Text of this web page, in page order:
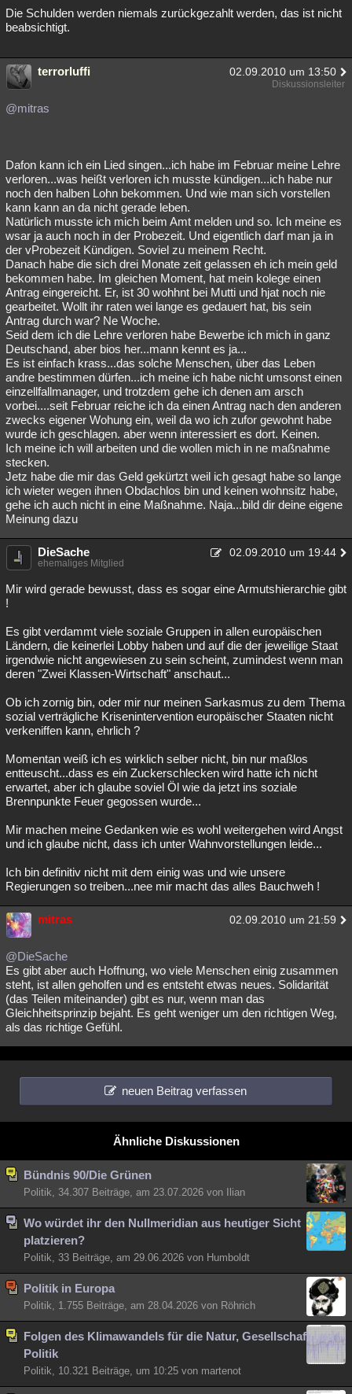
Die Schulden werden niemals zurückgezahlt werden, das ist nicht
beabsichtigt.
terrorluffi 02.09.2010 um 13:50
Diskussionsleiter
@mitras
Dafon kann ich ein Lied singen...ich habe im Februar meine Lehre
verloren...was heißt verloren ich musste kündigen...ich habe nur
noch den halben Lohn bekommen. Und wie man sich vorstellen
kann kann an da nicht gerade leben.
Natürlich musste ich mich beim Amt melden und so. Ich meine es
wsar ja auch noch in der Probezeit. Und eigentlich darf man ja in
der vProbezeit Kündigen. Soviel zu meinem Recht.
Danach habe die sich drei Monate zeit gelassen eh ich mein geld
bekommen habe. Im gleichen Moment, hat mein kolege einen
Antrag eingereicht. Er, ist 30 wohhnt bei Mutti und hjat noch nie
gearbeitet. Wollt ihr raten wei lange es gedauert hat, bis sein
Antrag durch war? Ne Woche.
Seid dem ich die Lehre verloren habe Bewerbe ich mich in ganz
Deutschand, aber bios her...mann kennt es ja...
Es ist einfach krass...das solche Menschen, über das Leben
andre bestimmen dürfen...ich meine ich habe nicht umsonst einen
einzellfallmanager, und trotzdem gehe ich denen am arsch
vorbei....seit Februar reiche ich da einen Antrag nach den anderen
zwecks eigener Wohung ein, weil da wo ich zufor gewohnt habe
wurde ich geschlagen. aber wenn interessiert es dort. Keinen.
Ich meine ich will arbeiten und die wollen mich in ne maßnahme
stecken.
Jetz habe die mir das Geld gekürtzt weil ich gesagt habe so lange
ich wieter wegen ihnen Obdachlos bin und keinen wohnsitz habe,
gehe ich auch nicht in eine Maßnahme. Naja...bild dir deine eigene
Meinung dazu
DieSache 02.09.2010 um 19:44
ehemaliges Mitglied
Mir wird gerade bewusst, dass es sogar eine Armutshierarchie gibt
!
Es gibt verdammt viele soziale Gruppen in allen europäischen
Ländern, die keinerlei Lobby haben und auf die der jeweilige Staat
irgendwie nicht angewiesen zu sein scheint, zumindest wenn man
deren "Zwei Klassen-Wirtschaft" anschaut...
Ob ich zornig bin, oder mir nur meinen Sarkasmus zu dem Thema
sozial verträgliche Krisenintervention europäischer Staaten nicht
verkeniffen kann, ehrlich ?
Momentan weiß ich es wirklich selber nicht, bin nur maßlos
entteuscht...dass es ein Zuckerschlecken wird hatte ich nicht
erwartet, aber ich glaube soviel Öl wie da jetzt ins soziale
Brennpunkte Feuer gegossen wurde...
Mir machen meine Gedanken wie es wohl weitergehen wird Angst
und ich glaube nicht, dass ich unter Wahnvorstellungen leide...
Ich bin definitiv nicht mit dem einig was und wie unsere
Regierungen so treiben...nee mir macht das alles Bauchweh !
mitras 02.09.2010 um 21:59
@DieSache
Es gibt aber auch Hoffnung, wo viele Menschen einig zusammen
steht, ist allen geholfen und es entsteht etwas neues. Solidarität
(das Teilen miteinander) gibt es nur, wenn man das
Gleichheitsprinzip bejaht. Es geht weniger um den richtigen Weg,
als das richtige Gefühl.
neuen Beitrag verfassen
Ähnliche Diskussionen
Bündnis 90/Die Grünen
Politik, 34.307 Beiträge, am 23.07.2026 von Ilian
Wo würdet ihr den Nullmeridian aus heutiger Sicht
platzieren?
Politik, 33 Beiträge, am 29.06.2026 von Humboldt
Politik in Europa
Politik, 1.755 Beiträge, am 28.04.2026 von Röhrich
Folgen des Klimawandels für die Natur, Gesellschaft und
Politik
Politik, 10.321 Beiträge, um 10:25 von martenot